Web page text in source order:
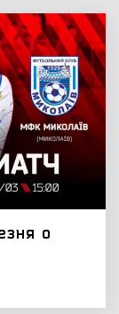
о